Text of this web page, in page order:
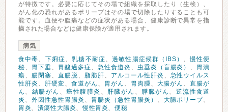
が特徴です。必要に応じてその場で組織を採取したり（生検）、
がん化の恐れがあるポリープはその場で切除したりすることも可
能です。血便や腹痛などの症状がある場合、健康診断で異常を指
摘された場合などは健康保険が適用されます。
病気
食中毒、 下痢症、乳糖不耐症、過敏性腸症候群（IBS） 、慢性便
秘、 胃下垂、 胃酸過多症、 急性食道炎 、 虫垂炎（盲腸炎） 、 胃潰
瘍、 腸閉塞、 直腸脱、 脂肪肝、 アルコール性肝炎 、 急性ウイルス
性肝炎 、 肝硬変、 食道がん 、 胃がん 、 胃肉腫、 大腸がん 、直腸が
ん 、 結腸がん 、癌性腹膜炎 、 肝臓がん 、 膵臓がん 、 逆流性食道
炎 、 外因性急性胃腸炎 、 胃腸炎（急性胃腸炎） 、 大腸ポリープ、
胃炎、 潰瘍性大腸炎、慢性胃炎、便秘